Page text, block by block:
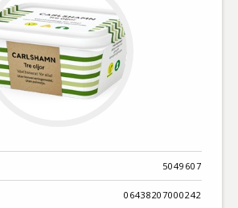
5049607
06438207000242